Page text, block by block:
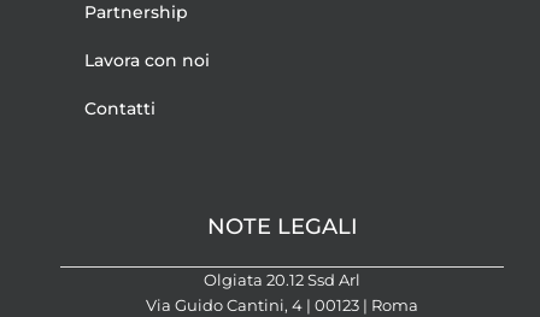
Partnership
Lavora con noi
Contatti
NOTE LEGALI
Olgiata 20.12 Ssd Arl
Via Guido Cantini, 4 | 00123 | Roma